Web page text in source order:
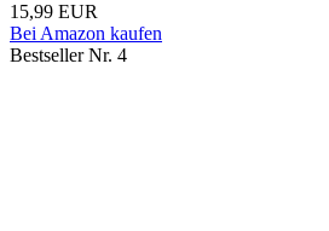
15,99 EUR
Bei Amazon kaufen
Bestseller Nr. 4